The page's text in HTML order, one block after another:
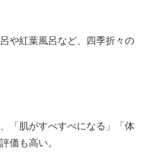
や紅葉風呂など、四季折々の
「肌がすべすべになる」「体
価も高い。